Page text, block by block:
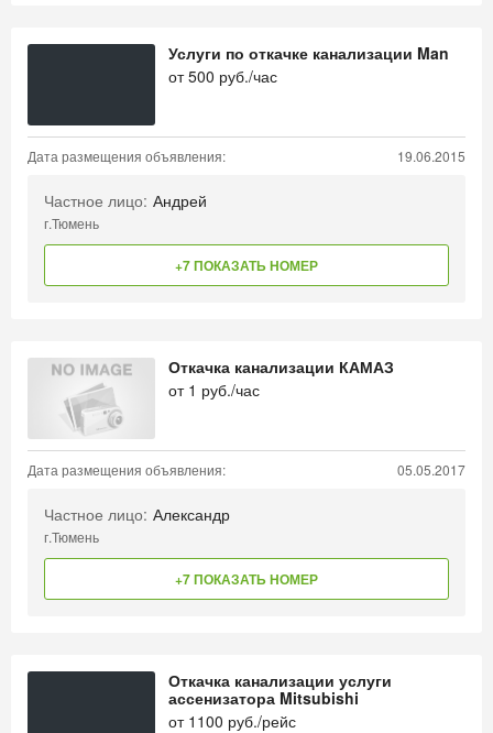
Услуги по откачке канализации Man
от500 руб./час
Дата размещения объявления: 19.06.2015
Частное лицо: Андрей
г.Тюмень
+7 ПОКАЗАТЬ НОМЕР
Откачка канализации КАМАЗ
от 1 руб./час
Дата размещения объявления: 05.05.2017
Частное лицо: Александр
г.Тюмень
+7 ПОКАЗАТЬ НОМЕР
Откачка канализации услуги
ассенизатора Mitsubishi
от 1100 руб./рейс